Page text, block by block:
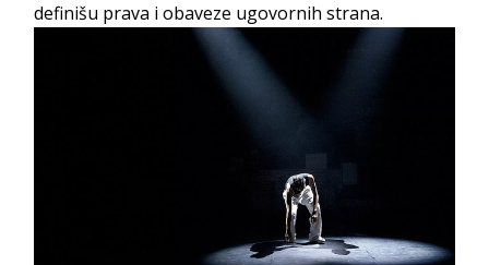
definišu prava i obaveze ugovornih strana.